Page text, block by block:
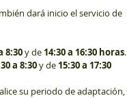
dará inicio el servicio de
8:30 y de 14:30 a 16:30 horas.
a 8:30 y de 15:30 a 17:30
su periodo de adaptación,